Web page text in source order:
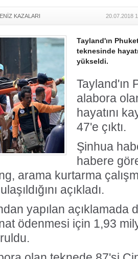
KAZALARI 20.07.2018
Tayland'ın
teknesinde
yükseldi.
Tayland'ın
alabora
hayatını
47'e çıktı.
Şinhua
habere
arama kurtarma
açıkladı.
yapılan açıklamada
ödenmesi için 1,93